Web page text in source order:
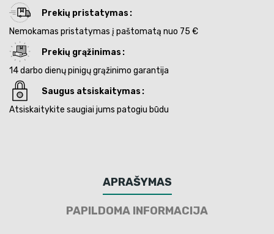
Prekių pristatymas
Nemokamas pristatymas į paštomatą nuo 75 €
Prekių grąžinimas
14 darbo dienų pinigų grąžinimo garantija
Saugus atsiskaitymas
Atsiskaitykite saugiai jums patogiu būdu
APRAŠYMAS
PAPILDOMA INFORMACIJA